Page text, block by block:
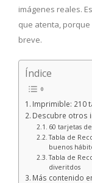
imágenes reales.
que atenta,
breve.
Índice
Imprimible: 210
Descubre otros
60 tarjetas
Tabla de
buenos
Tabla de
diveritdos
Más contenido